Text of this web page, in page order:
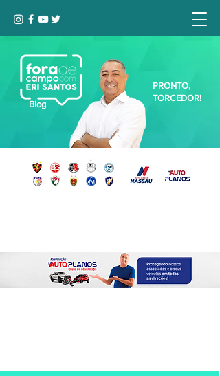
Blog
PRONTO,
TORCEDOR!